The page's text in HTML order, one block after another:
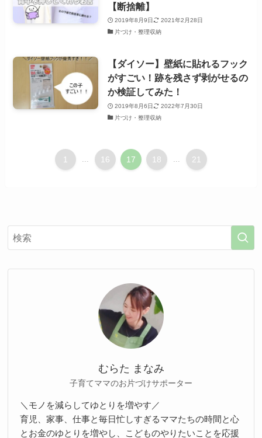
【断捨離】
2019年8月9日
2021年2月28日
片づけ・整理収納
【ダイソー】壁紙に貼れるフック
がすごい！跡を残さず剥がせるの
か検証してみた！
2019年8月6日
2022年7月30日
片づけ・整理収納
1 16 17 18 21
むらた まなみ
子育てママのお片づけサポーター
＼モノを減らしてゆとりを増やす／
育児、家事、仕事と毎日忙しすぎるママたちの時間と心
とお金のゆとりを増やし、こどものやりたいことを応援